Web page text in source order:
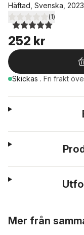
Häftad, Svenska, 2023
5,0utav 5 stjärnor.
(1)
252 kr
Skickas . Fri frakt
Mer från